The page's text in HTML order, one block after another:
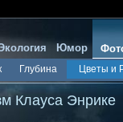
Юмор
Глубина Цветы и
Клауса Энрике